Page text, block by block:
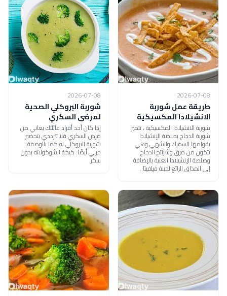
2026-07-08
طريقة عمل شوربة
الانشيلادا المكسيكية
شوربة الانشيلادا المكسيكية ، تتميز
شوربة الدجاج بصلصة الإنشيلادا
بقوامها السميك والشهي وهي
تتكون من مرق وشرائح الدجاج
وصلصة الإنشيلادا الغنية بالإضافة
إلى المذاق الرائع لجبنة فيلفيتا .
2026-07-08
شوربة البروكلي الصحية
لمرضى السكري
إذا كان أحد أفراد عائلتك يعاني من
مرض السكري فلا تترددي بتحضير
شوربة البروكلي له كما بالوصفة.
جربي أيضًا: كيكة الشوكولاته بدون
سكر